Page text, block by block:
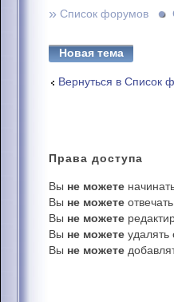
» Список форумов
Новая тема
Вернуться в Список
Права доступа
Вы не можете
Вы не можете
Вы не можете
Вы не можете
Вы не можете